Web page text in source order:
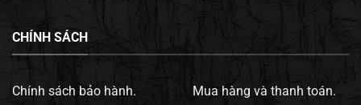
CHÍNH SÁCH
Chính sách bảo hành. Mua hàng và thanh toán.